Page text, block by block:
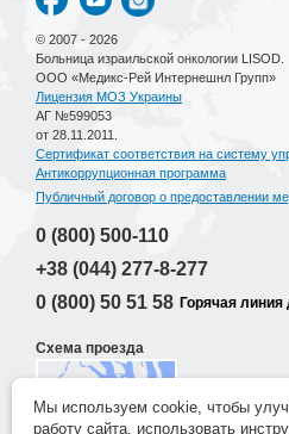
© 2007 - 2026
Больница израильской онкологии LISOD.
ООО «Медикс-Рей Интернешнл Групп»
Лицензия МОЗ Украины
АГ №599053
от 28.11.2011.
Сертификат соответствия на систему
Антикоррупционная программа
Публичный договор о предоставлении
0 (800) 500-110
+38 (044) 277-8-277
0 (800) 50 51 58 Горячая
Схема проезда
Мы используем cookie, чтобы
работу сайта, использовать